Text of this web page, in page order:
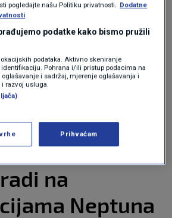
na
Neptuna
pogledajte našu Politiku privatnosti. Dodatne
podatke kako bismo pružili
podataka. Aktivno skeniranje
Pohrana i/ili pristup podacima na
i sadržaj, mjerenje oglašavanja i
razvoj usluga.
Prihvaćam